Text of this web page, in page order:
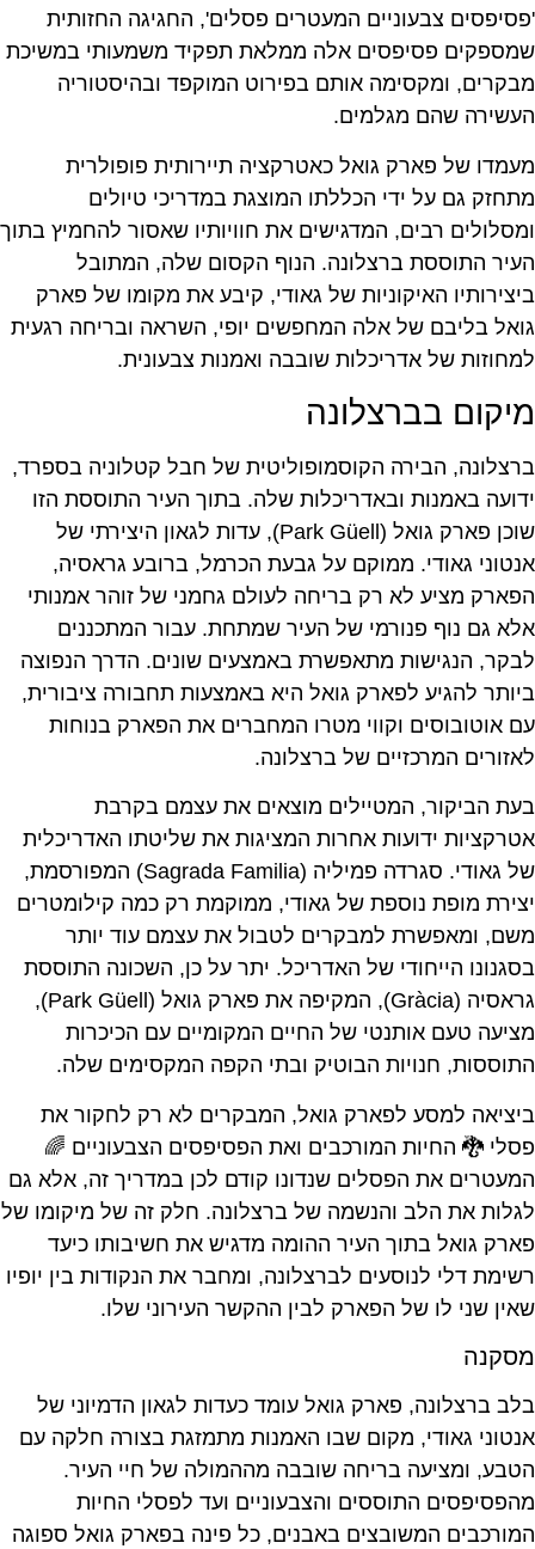
'פסיפסים צבעוניים המעטרים פסלים', החגיגה החזותית
שמספקים פסיפסים אלה ממלאת תפקיד משמעותי במשיכת
מבקרים, ומקסימה אותם בפירוט המוקפד ובהיסטוריה
העשירה שהם מגלמים.
מעמדו של פארק גואל כאטרקציה תיירותית פופולרית
מתחזק גם על ידי הכללתו המוצגת במדריכי טיולים
ומסלולים רבים, המדגישים את חוויותיו שאסור להחמיץ בתוך
העיר התוססת ברצלונה. הנוף הקסום שלה, המתובל
ביצירותיו האיקוניות של גאודי, קיבע את מקומו של פארק
גואל בליבם של אלה המחפשים יופי, השראה ובריחה רגעית
למחוזות של אדריכלות שובבה ואמנות צבעונית.
מיקום בברצלונה
ברצלונה, הבירה הקוסמופוליטית של חבל קטלוניה בספרד,
ידועה באמנות ובאדריכלות שלה. בתוך העיר התוססת הזו
שוכן פארק גואל (Park Güell), עדות לגאון היצירתי של
אנטוני גאודי. ממוקם על גבעת הכרמל, ברובע גראסיה,
הפארק מציע לא רק בריחה לעולם גחמני של זוהר אמנותי
אלא גם נוף פנורמי של העיר שמתחת. עבור המתכננים
לבקר, הנגישות מתאפשרת באמצעים שונים. הדרך הנפוצה
ביותר להגיע לפארק גואל היא באמצעות תחבורה ציבורית,
עם אוטובוסים וקווי מטרו המחברים את הפארק בנוחות
לאזורים המרכזיים של ברצלונה.
בעת הביקור, המטיילים מוצאים את עצמם בקרבת
אטרקציות ידועות אחרות המציגות את שליטתו האדריכלית
של גאודי. סגרדה פמיליה (Sagrada Familia) המפורסמת,
יצירת מופת נוספת של גאודי, ממוקמת רק כמה קילומטרים
משם, ומאפשרת למבקרים לטבול את עצמם עוד יותר
בסגנונו הייחודי של האדריכל. יתר על כן, השכונה התוססת
גראסיה (Gràcia), המקיפה את פארק גואל (Park Güell),
מציעה טעם אותנטי של החיים המקומיים עם הכיכרות
התוססות, חנויות הבוטיק ובתי הקפה המקסימים שלה.
ביציאה למסע לפארק גואל, המבקרים לא רק לחקור את
פסלי 🐉 החיות המורכבים ואת הפסיפסים הצבעוניים 🌈
המעטרים את הפסלים שנדונו קודם לכן במדריך זה, אלא גם
לגלות את הלב והנשמה של ברצלונה. חלק זה של מיקומו של
פארק גואל בתוך העיר ההומה מדגיש את חשיבותו כיעד
רשימת דלי לנוסעים לברצלונה, ומחבר את הנקודות בין יופיו
שאין שני לו של הפארק לבין ההקשר העירוני שלו.
מסקנה
בלב ברצלונה, פארק גואל עומד כעדות לגאון הדמיוני של
אנטוני גאודי, מקום שבו האמנות מתמזגת בצורה חלקה עם
הטבע, ומציעה בריחה שובבה מההמולה של חיי העיר.
מהפסיפסים התוססים והצבעוניים ועד לפסלי החיות
המורכבים המשובצים באבנים, כל פינה בפארק גואל ספוגה